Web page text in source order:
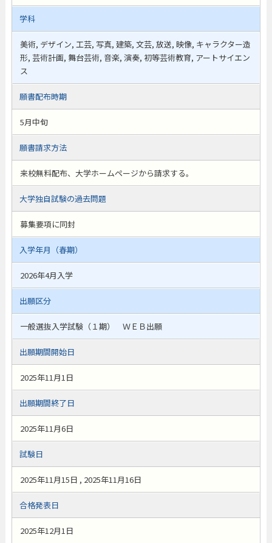
学科
美術, デザイン, 工芸, 写真, 建築, 文芸, 放送, 映像, キャラクター造
形, 芸術計画, 舞台芸術, 音楽, 演奏, 初等芸術教育, アートサイエン
ス
願書配布時期
5月中旬
願書請求方法
来校無料配布、大学ホームページから請求する。
大学独自試験の過去問題
募集要項に同封
入学年月（春期）
2026年4月入学
出願区分
一般選抜入学試験（１期） ＷＥＢ出願
出願期間開始日
2025年11月1日
出願期間終了日
2025年11月6日
試験日
2025年11月15日 , 2025年11月16日
合格発表日
2025年12月1日